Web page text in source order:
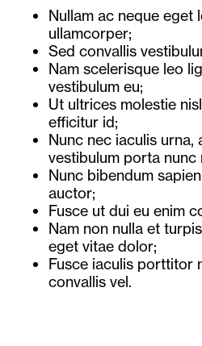
Nullam ac neque eget
ullamcorper;
Sed convallis
Nam scelerisque leo
vestibulum eu;
Ut ultrices molestie
efficitur id;
Nunc nec iaculis urna,
vestibulum porta nunc
Nunc bibendum
auctor;
Fusce ut dui eu enim
Nam non nulla et
eget vitae dolor;
Fusce iaculis porttitor
convallis vel.